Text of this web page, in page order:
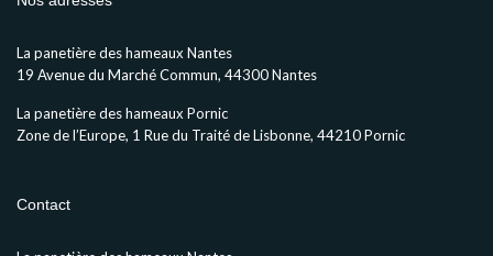
La panetière des hameaux Nantes
19 Avenue du Marché Commun, 44300 Nantes
La panetière des hameaux Pornic
Zone de l’Europe, 1 Rue du Traité de Lisbonne, 44210 Pornic
Contact